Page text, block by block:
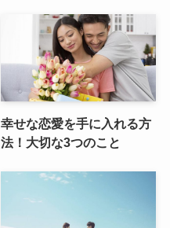
幸せな恋愛を手に入れる方
法！大切な3つのこと